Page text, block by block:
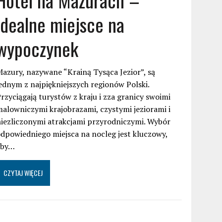
miejsce na
nazywane “Krainą Tysąca Jezior”, są
z najpiękniejszych regionów Polski.
turystów z kraju i zza granicy swoimi
krajobrazami, czystymi jeziorami i
atrakcjami przyrodniczymi. Wybór
miejsca na nocleg jest kluczowy,
CZYTAJ WIĘCEJ